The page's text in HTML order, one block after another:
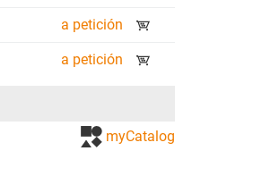
a petición
a petición
myCatalog